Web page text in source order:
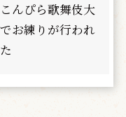
んぴら歌舞伎大
お練りが行われ